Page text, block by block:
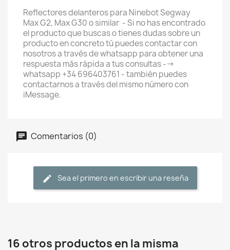
Reflectores delanteros para Ninebot Segway
Max G2, Max G30 o similar - Si no has encontrado
el producto que buscas o tienes dudas sobre un
producto en concreto tú puedes contactar con
nosotros a través de whatsapp para obtener una
respuesta más rápida a tus consultas -->
whatsapp +34 696403761 - también puedes
contactarnos a través del mismo número con
iMessage.
Comentarios (0)
Sea el primero en escribir una reseña
16 otros productos en la misma